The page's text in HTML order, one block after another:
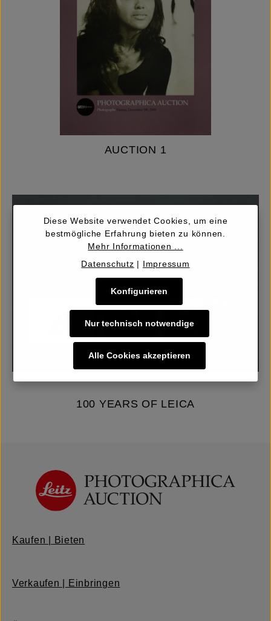
AUCTION 1
100 YEARS OF LEICA
Kaufen | Bieten
Verkaufen | Einbringen
Diese Website verwendet Cookies, um eine
bestmögliche Erfahrung bieten zu können.
Mehr Informationen ...
Datenschutz | Impressum
Nur technisch notwendige
Konfigurieren
Alle Cookies akzeptieren